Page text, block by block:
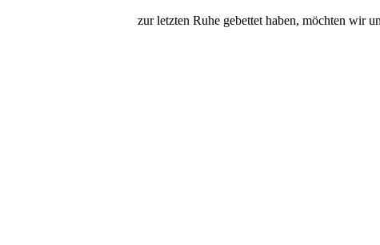
zur letzten Ruhe gebettet haben, möchten wir